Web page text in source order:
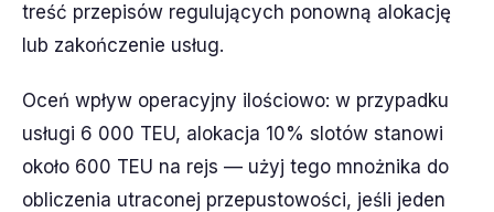
treść przepisów regulujących ponowną alokację
lub zakończenie usług.
Oceń wpływ operacyjny ilościowo: w przypadku
usługi 6 000 TEU, alokacja 10% slotów stanowi
około 600 TEU na rejs — użyj tego mnożnika do
obliczenia utraconej przepustowości, jeśli jeden